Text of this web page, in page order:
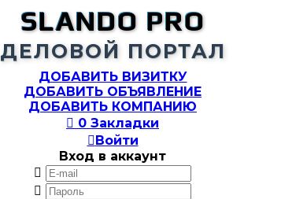
SLANDO PRO
ДЕЛОВОЙ ПОРТАЛ
ДОБАВИТЬ ВИЗИТКУ
ДОБАВИТЬ ОБЪЯВЛЕНИЕ
ДОБАВИТЬ КОМПАНИЮ
 0 Закладки
Войти
Вход в аккаунт

